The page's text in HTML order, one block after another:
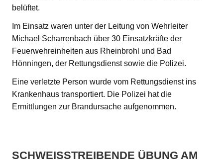
belüftet.
Im Einsatz waren unter der Leitung von Wehrleiter
Michael Scharrenbach über 30 Einsatzkräfte der
Feuerwehreinheiten aus Rheinbrohl und Bad
Hönningen, der Rettungsdienst sowie die Polizei.
Eine verletzte Person wurde vom Rettungsdienst ins
Krankenhaus transportiert. Die Polizei hat die
Ermittlungen zur Brandursache aufgenommen.
SCHWEISSTREIBENDE ÜBUNG AM H